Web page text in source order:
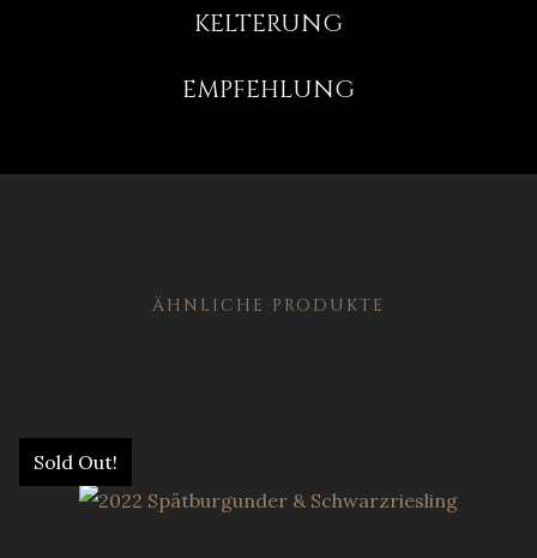
KELTERUNG
EMPFEHLUNG
ÄHNLICHE PRODUKTE
Sold Out!